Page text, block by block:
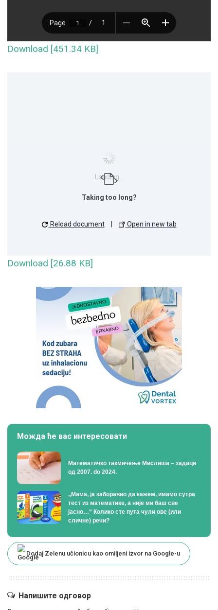
Download [451.34 KB]
Loading...
Taking too long?
Reload document | Open in new tab
Download [26.88 KB]
Можда ће вас интересовати
Математичко такмичење Мислиша – задаци
од 2007. do 2024.
„Мама, ја заборавио да кажем, имамо сутра
тест из математике, а није ми баш све
јасно…“ Колико сте пута чули ове (или
сличне) речи?
Dodaj Zelenu učionicu kao omiljeni izvor na Google-u
Напишите одговор